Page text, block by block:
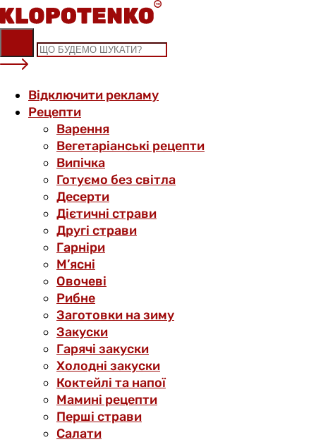
Skip
to
content
Відключити рекламу
Рецепти
Варення
Вегетаріанські рецепти
Випічка
Готуємо без світла
Десерти
Дієтичні страви
Другі страви
Гарніри
М’ясні
Овочеві
Рибне
Заготовки на зиму
Закуски
Гарячі закуски
Холодні закуски
Коктейлі та напої
Мамині рецепти
Перші страви
Салати